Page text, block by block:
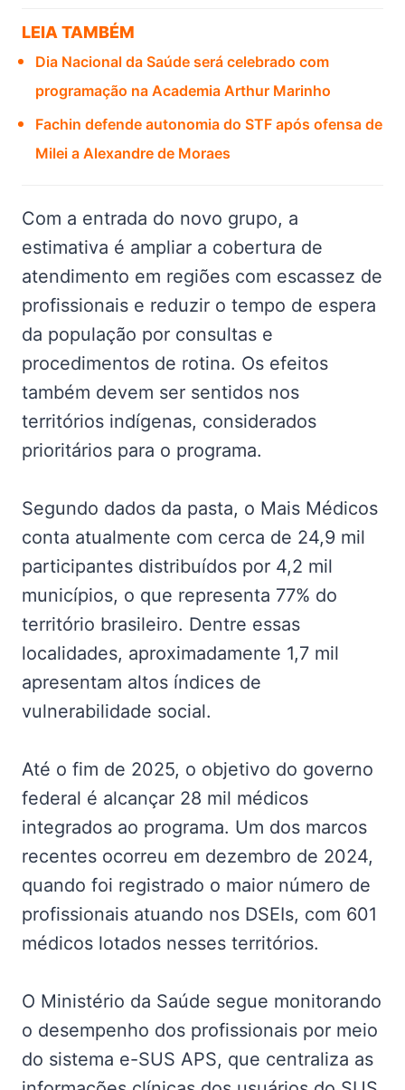
LEIA TAMBÉM
Dia Nacional da Saúde será celebrado com
programação na Academia Arthur Marinho
Fachin defende autonomia do STF após ofensa de
Milei a Alexandre de Moraes
Com a entrada do novo grupo, a
estimativa é ampliar a cobertura de
atendimento em regiões com escassez de
profissionais e reduzir o tempo de espera
da população por consultas e
procedimentos de rotina. Os efeitos
também devem ser sentidos nos
territórios indígenas, considerados
prioritários para o programa.
Segundo dados da pasta, o Mais Médicos
conta atualmente com cerca de 24,9 mil
participantes distribuídos por 4,2 mil
municípios, o que representa 77% do
território brasileiro. Dentre essas
localidades, aproximadamente 1,7 mil
apresentam altos índices de
vulnerabilidade social.
Até o fim de 2025, o objetivo do governo
federal é alcançar 28 mil médicos
integrados ao programa. Um dos marcos
recentes ocorreu em dezembro de 2024,
quando foi registrado o maior número de
profissionais atuando nos DSEIs, com 601
médicos lotados nesses territórios.
O Ministério da Saúde segue monitorando
o desempenho dos profissionais por meio
do sistema e-SUS APS, que centraliza as